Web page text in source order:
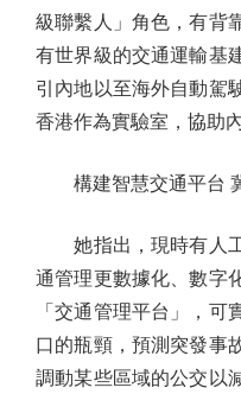
級聯繫人」角色，有背
有世界級的交通運輸基
引內地以至海外自動駕
香港作為實驗室，協助
構建智慧交通平台
她指出，現時有人工
通管理更數據化、數字
「交通管理平台」，可
口的瓶頸，預測突發事
調動某些區域的公交以